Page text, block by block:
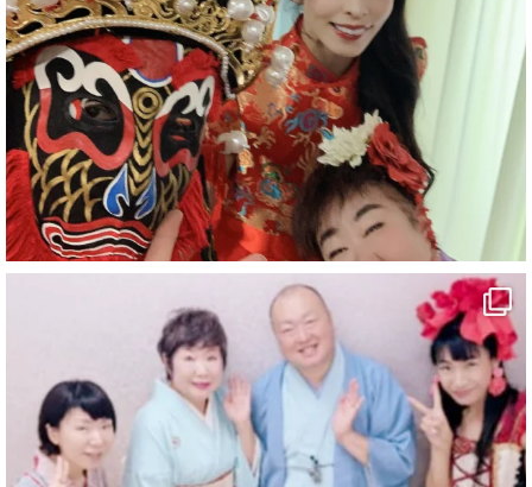
#愛媛県
#新居浜市
#幸福駅
#別子銅山
#鉱山観光列車
#四国
#愛媛観光
#旅行
#旅行動画
#一人旅
#観光スポット
#旅行好きと繋がりたい
7 X